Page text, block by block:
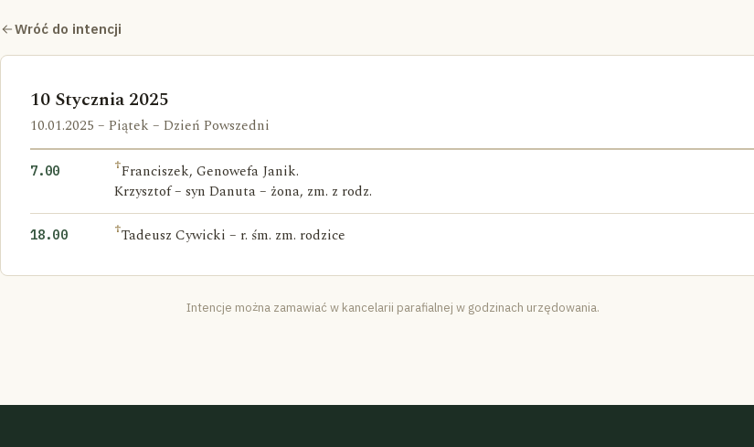
Wróć do intencji
10 Stycznia 2025
10.01.2025 – Piątek – Dzień Powszedni
7.00 †Franciszek, Genowefa Janik.
Krzysztof – syn Danuta – żona, zm. z rodz.
18.00 †Tadeusz Cywicki – r. śm. zm. rodzice
Intencje można zamawiać w kancelarii parafialnej w godzinach urzędowania.